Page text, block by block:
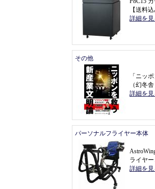
【送料
詳細を
その他
「 ニッ
（幻冬舎
詳細を
パーソナルフライヤー本体
ライヤ
詳細を